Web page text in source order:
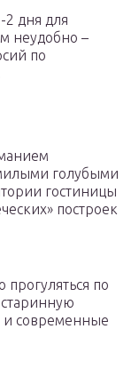
2 дня для
неудобно –
по
голубыми
гостиницы
построек
по
и современные